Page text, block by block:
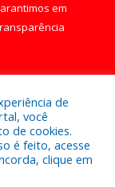
em
de Óbidos.
de
você
de cookies.
é feito, acesse
clique em